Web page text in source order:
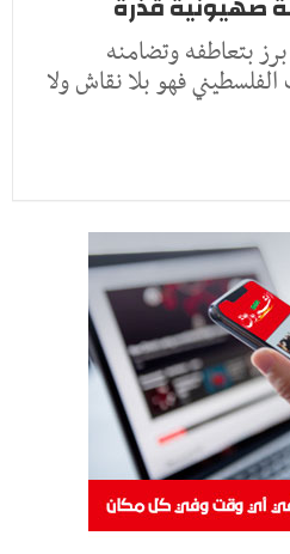
بتعاطفه وتضامنه
فهو بلا نقاش ولا